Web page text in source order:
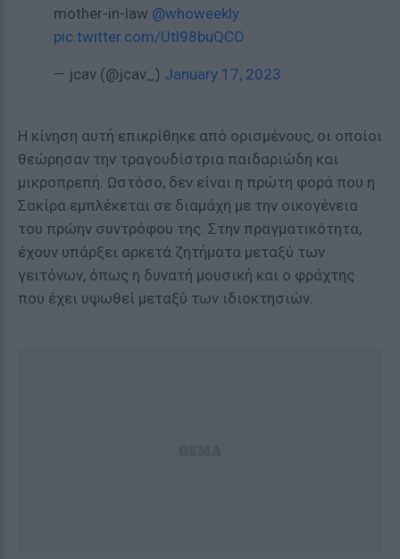
mother-in-law @whoweekly
pic.twitter.com/Utl98buQCO
— jcav (@jcav_) January 17, 2023
Η κίνηση αυτή επικρίθηκε από ορισμένους, οι οποίοι
θεώρησαν την τραγουδίστρια παιδαριώδη και
μικροπρεπή. Ωστόσο, δεν είναι η πρώτη φορά που η
Σακίρα εμπλέκεται σε διαμάχη με την οικογένεια
του πρώην συντρόφου της. Στην πραγματικότητα,
έχουν υπάρξει αρκετά ζητήματα μεταξύ των
γειτόνων, όπως η δυνατή μουσική και ο φράχτης
που έχει υψωθεί μεταξύ των ιδιοκτησιών.